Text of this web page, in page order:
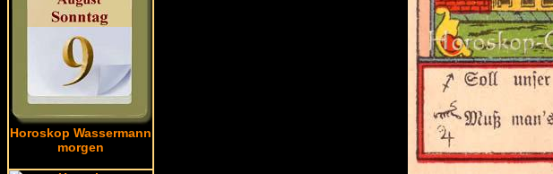
Horoskop Wassermann
morgen